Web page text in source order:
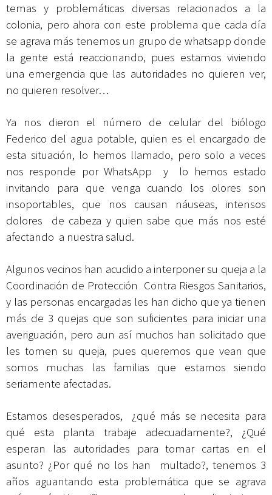
temas y problemáticas diversas relacionados a la
colonia, pero ahora con este problema que cada día
se agrava más tenemos un grupo de whatsapp donde
la gente está reaccionando, pues estamos viviendo
una emergencia que las autoridades no quieren ver,
no quieren resolver…
Ya nos dieron el número de celular del biólogo
Federico del agua potable, quien es el encargado de
esta situación, lo hemos llamado, pero solo a veces
nos responde por WhatsApp y lo hemos estado
invitando para que venga cuando los olores son
insoportables, que nos causan náuseas, intensos
dolores de cabeza y quien sabe que más nos esté
afectando a nuestra salud.
Algunos vecinos han acudido a interponer su queja a la
Coordinación de Protección Contra Riesgos Sanitarios,
y las personas encargadas les han dicho que ya tienen
más de 3 quejas que son suficientes para iniciar una
averiguación, pero aun así muchos han solicitado que
les tomen su queja, pues queremos que vean que
somos muchas las familias que estamos siendo
seriamente afectadas.
Estamos desesperados, ¿qué más se necesita para
qué esta planta trabaje adecuadamente?, ¿Qué
esperan las autoridades para tomar cartas en el
asunto? ¿Por qué no los han multado?, tenemos 3
años aguantando esta problemática que se agrava